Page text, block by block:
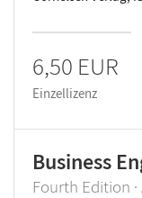
6,50 EUR
Einzellizenz
Business
Fourth Edition ·